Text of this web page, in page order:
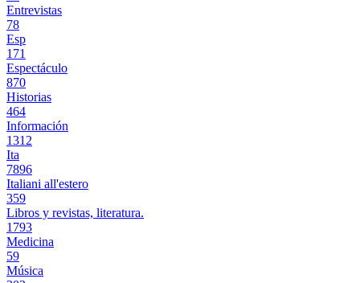
Entrevistas
78
Esp
171
Espectáculo
870
Historias
464
Información
1312
Ita
7896
Italiani all'estero
359
Libros y revistas, literatura.
1793
Medicina
59
Música